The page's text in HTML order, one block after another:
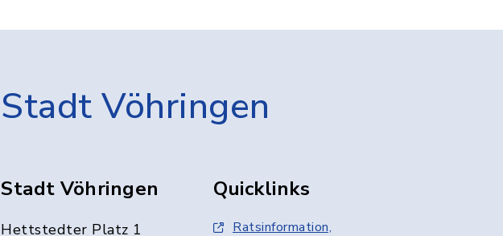
Stadt Vöhringen
Stadt Vöhringen
Hettstedter Platz 1
Quicklinks
Ratsinformation,